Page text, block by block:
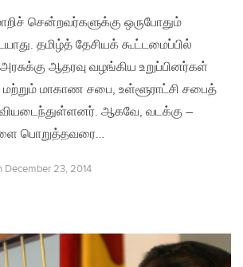
சென்றவர்களுக்கு ஒருபோதும்
தமிழ்த் தேசியக் கூட்டமைப்பில்
ஆதரவு வழங்கிய உறுப்பினர்கள்
மற்றும் மாகாண சபை, உள்ளூராட்சி சபைத்
ஆகவே, வடக்கு –
பொறுத்தவரை…
December 23, 2014